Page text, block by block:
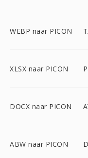
WEBP naar PICON
XLSX naar PICON
DOCX naar PICON
ABW naar PICON